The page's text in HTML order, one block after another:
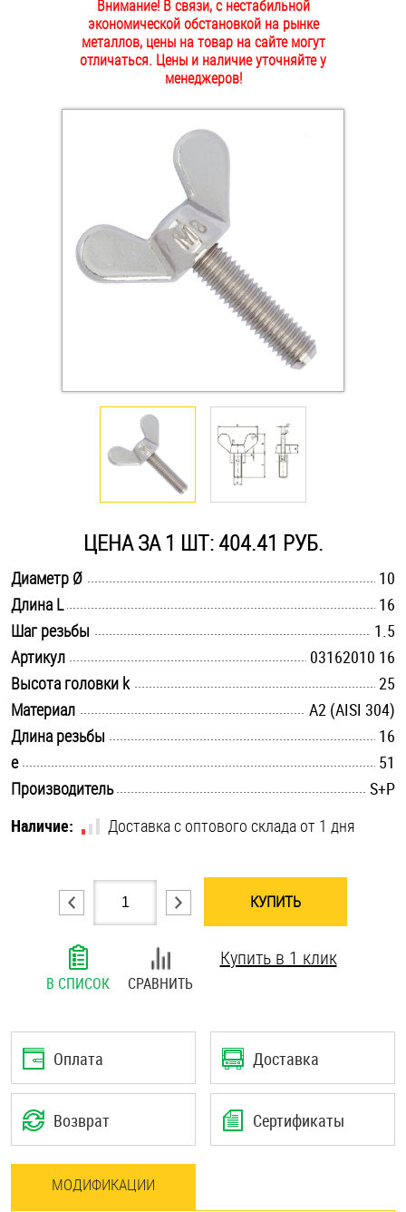
ОПЛАТА И ДОСТАВКА
НАШИ МАГАЗИНЫ
Втулки
Дюймовый крепёж
Заклепки (Гайки-Заклепки)
Инструмент
Крюки, кольца с метрической резьбой
Крюки, кольца с шурупной резьбой
Оснастка и аксессуары для яхт
Саморезы и шурупы
Стопорные кольца
Такелаж
Хомуты
Шпильки
Шплинты
Штифты и пальцы
Внимание! В связи, с нестабильной
экономической обстановкой на рынке
металлов, цены на товар на сайте могут
отличаться. Цены и наличие уточняйте у
менеджеров!
ЦЕНА ЗА 1 ШТ: 404.41 РУБ.
Диаметр Ø
10
Длина L
16
Шаг резьбы
1.5
Артикул
03162010 16
Высота головки k
25
Материал
А2 (AISI 304)
Длина резьбы
16
e
51
Производитель
S+P
Наличие:
Доставка с оптового склада от 1 дня
КУПИТЬ
В СПИСОК СРАВНИТЬ
Купить в 1 клик
Оплата Доставка
Возврат Сертификаты
МОДИФИКАЦИИ